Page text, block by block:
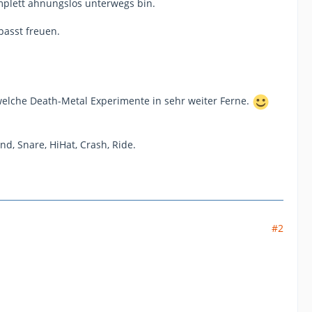
ahnungslos unterwegs bin.
freuen.
Death-Metal Experimente in sehr weiter Ferne.
Snare, HiHat, Crash, Ride.
#2